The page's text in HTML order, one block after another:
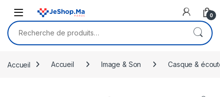
0
Recherche pour :
Accueil Accueil Image & Son Casque &